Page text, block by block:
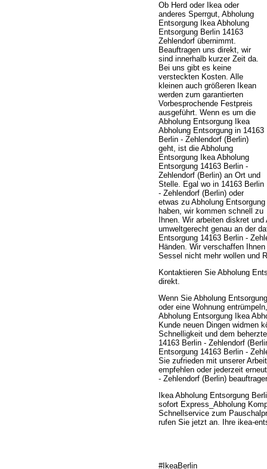
Ob Herd oder Ikea oder
anderes Sperrgut, Abholung
Entsorgung Ikea Abholung
Entsorgung Berlin 14163
Zehlendorf übernimmt.
Beauftragen uns direkt, wir
sind innerhalb kurzer Zeit da.
Bei uns gibt es keine
versteckten Kosten. Alle
kleinen auch größeren Ikean
werden zum garantierten
Vorbesprochende Festpreis
ausgeführt. Wenn es um die
Abholung Entsorgung Ikea
Abholung Entsorgung in 14163
Berlin - Zehlendorf (Berlin)
geht, ist die Abholung
Entsorgung Ikea Abholung
Entsorgung 14163 Berlin -
Zehlendorf (Berlin) an Ort und
Stelle. Egal wo in 14163 Berlin
- Zehlendorf (Berlin) oder
etwas zu Abholung Entsorgung
haben, wir kommen schnell zu
Ihnen. Wir arbeiten diskret
umweltgerecht genau an der
Entsorgung 14163 Berlin -
Händen. Wir verschaffen
Sessel nicht mehr wollen und
Kontaktieren Sie Abholung
direkt.
Wenn Sie Abholung
oder eine Wohnung
Abholung Entsorgung Ikea
Kunde neuen Dingen widmen
Schnelligkeit und dem
14163 Berlin - Zehlendorf
Entsorgung 14163 Berlin -
Sie zufrieden mit unserer
empfehlen oder jederzeit
- Zehlendorf (Berlin)
Ikea Abholung Entsorgung
sofort Express_Abholung
Schnellservice zum
rufen Sie jetzt an. Ihre ikea-
#IkeaBerlin